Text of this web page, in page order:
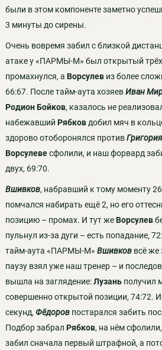
были в этом компоненте заметно
3 минуты до сирены.
Очень вовремя забил с близкой
атаке у «ПАРМЫ-М» был открытый
промахнулся, а Ворсулевиз более
66:67. После тайм-аута хозяевИван
Родион Бойков, казалось не
набежавший Рябковдобил мяч в
здорово отоборонялся против
Ворсулевесфолили, и наш форвард
двух, 69:70.
Вшивков, набравший к тому моменту
помчался набирать ещё 2, но его
позицию – промах. И тут жеВорсулев
пульнул из-за дуги – есть попадание,
тайм-аута «ПАРМЫ-М» Вшивковвсё же
паузу взял уже наш тренер – и
вышла на заглядение:Лузаньполучил
совершенно открытой позиции, 74:72.
секунд, Фёдоровпостарался забить
Подбор забрал Рябков, на нём
забил сначала первый штрафной, а